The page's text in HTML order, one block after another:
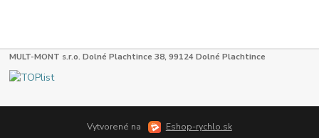
MULT-MONT s.r.o. Dolné Plachtince 38, 99124 Dolné Plachtince
Vytvorené na Eshop-rychlo.sk